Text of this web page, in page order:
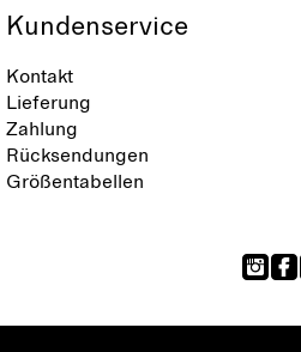
Kundenservice
Kontakt
Lieferung
Zahlung
Rücksendungen
Größentabellen